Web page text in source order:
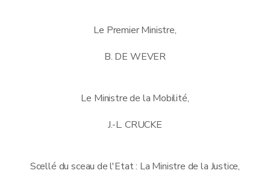
Le Premier Ministre,
B. DE WEVER
Le Ministre de la Mobilité,
J.-L. CRUCKE
Scellé du sceau de l'Etat : La Ministre de la Justice,